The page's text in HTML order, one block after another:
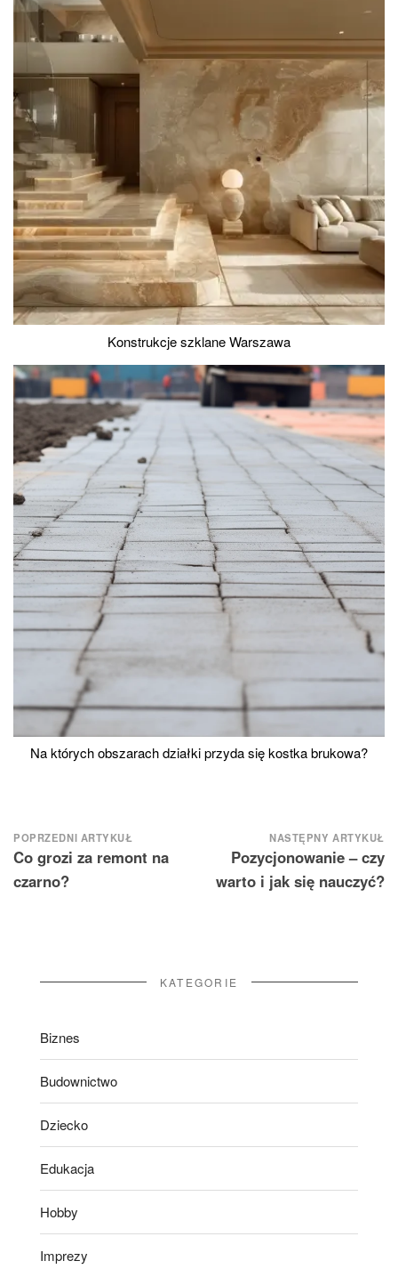
Konstrukcje szklane Warszawa
Na których obszarach działki przyda się kostka brukowa?
Nawigacja
wpisu
POPRZEDNI ARTYKUŁ
Co grozi za remont na
czarno?
NASTĘPNY ARTYKUŁ
Pozycjonowanie – czy
warto i jak się nauczyć?
KATEGORIE
Biznes
Budownictwo
Dziecko
Edukacja
Hobby
Imprezy